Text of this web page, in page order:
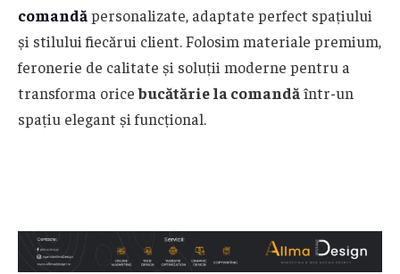
comandăpersonalizate, adaptate perfect spațiului
și stilului fiecărui client. Folosim materiale premium,
feronerie de calitate și soluții moderne pentru a
transforma oricebucătărie la comandăîntr-un
spațiu elegant și funcțional.